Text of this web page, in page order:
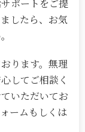
ポートをご提
したら、お気
ります。無理
してご相談く
いただいてお
ームもしくは